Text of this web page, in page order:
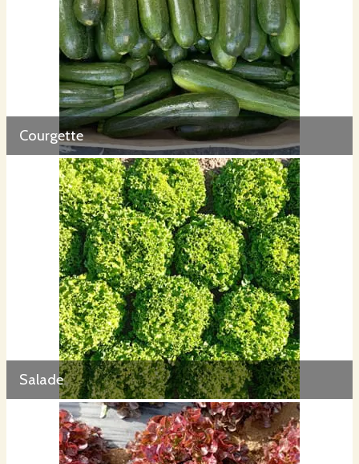
Courgette
Salade